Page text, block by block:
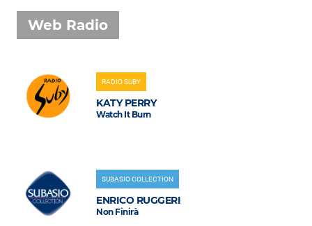
Web Radio
RADIO SUBY
KATY PERRY
Watch It Burn
SUBASIO COLLECTION
ENRICO RUGGERI
Non Finirà